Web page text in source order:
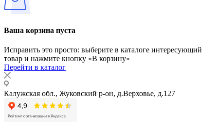
Ваша корзина пуста
Исправить это просто: выберите в каталоге интересующий
товар и нажмите кнопку «В корзину»
Перейти в каталог
Калужская обл., Жуковский р-он, д.Верховье, д.127